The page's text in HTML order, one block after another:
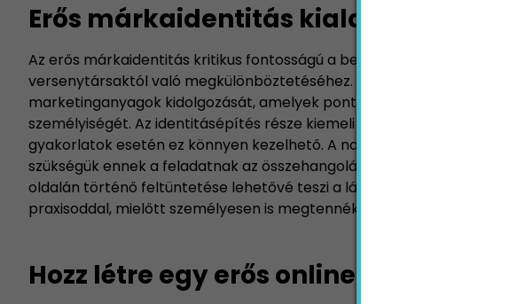
Erős márkaidentitás kialakítása
Az erős márkaidentitás kritikus fontosságú a betegek bizalmának
versenytársaktól való megkülönböztetéséhez. Ez magában foglalja egy
marketinganyagok kidolgozását, amelyek pontosan tükrözik a praxis
személyiségét. Az identitásépítés része kiemeli az orvosokat és a
gyakorlatok esetén ez könnyen kezelhető. A nagyobb orvosi
szükségük ennek a feladatnak az összehangolásához. Az információk
oldalán történő feltüntetése lehetővé teszi a látogatók számára, hogy
praxisoddal, mielőtt személyesen is megtennék ezt.
Hozz létre egy erős online jelenlétet